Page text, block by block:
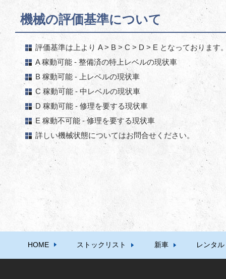
機械の評価基準について
評価基準は上より A > B > C > D > E となっております
A 稼動可能 - 整備済の特上レベルの現状車
B 稼動可能 - 上レベルの現状車
C 稼動可能 - 中レベルの現状車
D 稼動可能 - 修理を要する現状車
E 稼動不可能 - 修理を要する現状車
詳しい機械状態についてはお問合せください。
HOME ストックリスト 新車 レンタル